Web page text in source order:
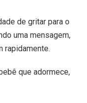
de gritar para o
uma mensagem,
rapidamente.
que adormece,